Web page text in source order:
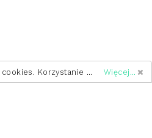
Ten serwis wykorzystuje pliki cookies. Korzystanie z witryny oznacza zgodę na ich zapis lub odczyt wg ustawień przeglądarki. Więcej...